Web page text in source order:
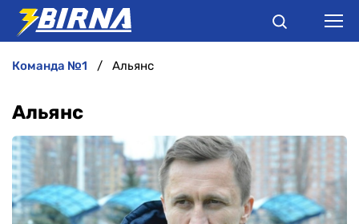
ІНТЕРВ'Ю
РІЗНЕ
команда №1 Альянс
Альянс